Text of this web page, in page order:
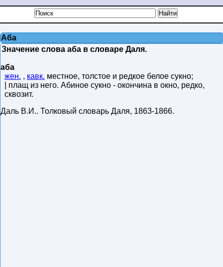
Аба
Значение слова аба в словаре Даля.
аба
жен. , кавк. местное, толстое и редкое белое сукно;
| плащ из него. Абиное сукно - окончина в окно, редко,
сквозит.
Даль В.И.. Толковый словарь Даля, 1863-1866.